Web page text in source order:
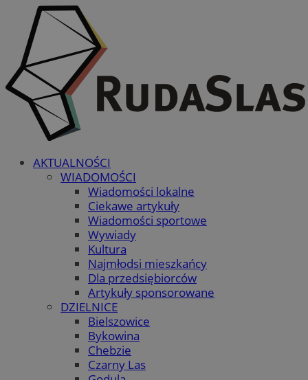
AKTUALNOŚCI
WIADOMOŚCI
Wiadomości lokalne
Ciekawe artykuły
Wiadomości sportowe
Wywiady
Kultura
Najmłodsi mieszkańcy
Dla przedsiębiorców
Artykuły sponsorowane
DZIELNICE
Bielszowice
Bykowina
Chebzie
Czarny Las